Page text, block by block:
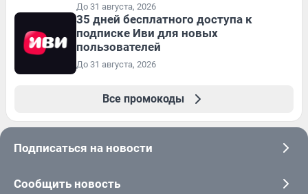
До 31 августа, 2026
35 дней бесплатного доступа к
подписке Иви для новых
пользователей
До 31 августа, 2026
Все промокоды
Подписаться на новости
Сообщить новость